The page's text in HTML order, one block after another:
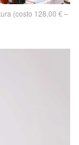
(costo 128,00 € –